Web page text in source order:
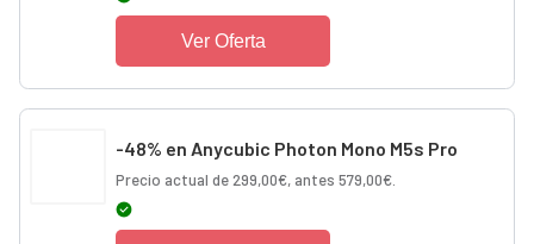
Ver Oferta
-48% en Anycubic Photon Mono M5s Pro
Precio actual de 299,00€, antes 579,00€.